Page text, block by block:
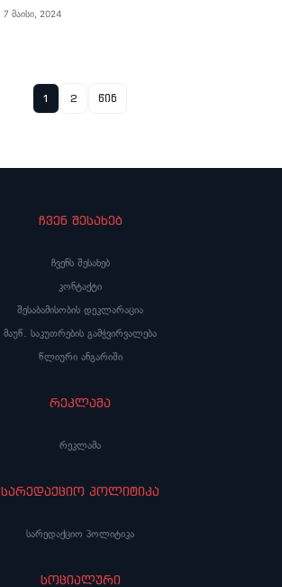
7 მაისი, 2024
1 2 წინ
ჩვენ შესახებ
ჩვენს შესახებ
კონტაქტი
შესაბამისობის დეკლარაცია
მაუწ. საკუთრების გამჭვირვალება
წლიური ანგარიში
რეკლამა
რეკლამა
სარედაქციო პოლიტიკა
სარედაქციო პოლიტიკა
სოციალური